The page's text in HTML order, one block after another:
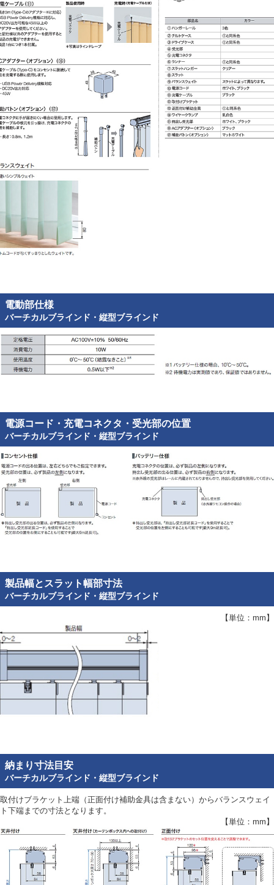
電動部仕様
バーチカルブラインド・縦型ブラインド
電源コード・充電コネクタ・受光部の位置
バーチカルブラインド・縦型ブラインド
製品幅とスラット幅部寸法
バーチカルブラインド・縦型ブラインド
【単位：mm】
納まり寸法目安
バーチカルブラインド・縦型ブラインド
取付けブラケット上端（正面付け補助金具は含まない）からバランスウェイ
ト下端までの寸法となります。
【単位：mm】